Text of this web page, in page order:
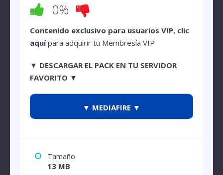
0%
Contenido exclusivo para usuarios VIP, clic
aquípara adquirir tu Membresía VIP
▼ DESCARGAR EL PACK EN TU SERVIDOR
FAVORITO ▼
▼ MEDIAFIRE ▼
Tamaño
13 MB